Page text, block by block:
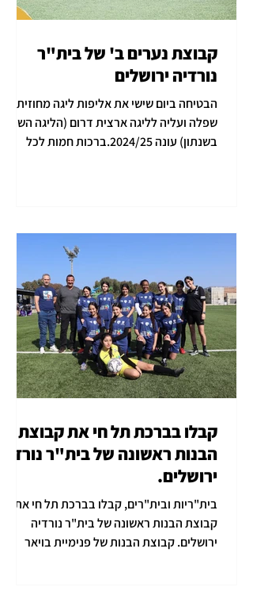
קבוצת נערים ב' של בית"ר
נורדיה ירושלים
הבטיחה ביום שישי את אליפות ליגה מחוזית
שפלה ועליה לליגה ארצית דרום (הליגה השניה
בשנתון) עונה 2024/25.ברכות חמות לכל
קבלו בברכת תל חי את קבוצת
הבנות ראשונה של בית"ר
ירושלים.
בית"ריות ובית"רים, קבלו בברכת תל חי את
קבוצת הבנות ראשונה של בית"ר נורדיה
ירושלים. קבוצת הבנות של פנימיית בויאר